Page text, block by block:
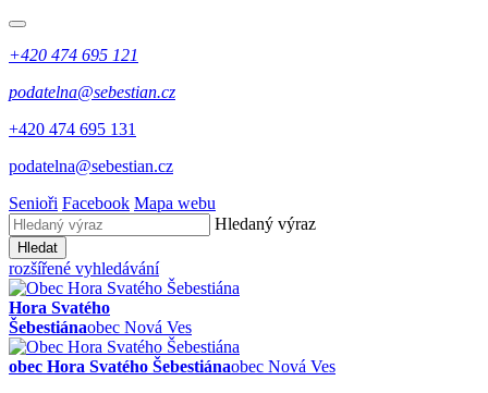
+420 474 695 121
podatelna@sebestian.cz
+420 474 695 131
podatelna@sebestian.cz
Senioři Facebook Mapa webu
Hledaný výraz
Hledat
rozšířené vyhledávání
Hora Svatého
Šebestiánaobec Nová Ves
obec Hora Svatého Šebestiánaobec Nová Ves